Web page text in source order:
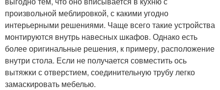
произвольной меблировкой, с какими угодно
интерьерными решениями. Чаще всего такие устройства
монтируются внутрь навесных шкафов. Однако есть
более оригинальные решения, к примеру, расположение
внутри стола. Если не получается совместить ось
вытяжки с отверстием, соединительную трубу легко
замаскировать мебелью.